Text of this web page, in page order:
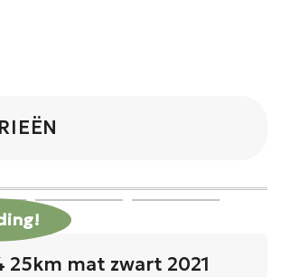
25km mat zwart 2021